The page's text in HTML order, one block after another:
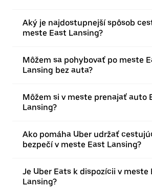
Aký je najdostupnejší spôsob
meste East Lansing?
Môžem sa pohybovať po meste
Lansing bez auta?
Môžem si v meste prenajať auto
Lansing?
Ako pomáha Uber udržať
bezpečí v meste East Lansing?
Je Uber Eats k dispozícii v meste
Lansing?